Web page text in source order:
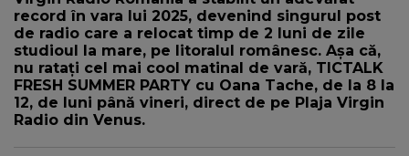
record în vara lui 2025, devenind singurul post
de radio care a relocat timp de 2 luni de zile
studioul la mare, pe litoralul românesc. Așa că,
nu ratați cel mai cool matinal de vară, TICTALK
FRESH SUMMER PARTY cu Oana Tache, de la 8 la
12, de luni până vineri, direct de pe Plaja Virgin
Radio din Venus.